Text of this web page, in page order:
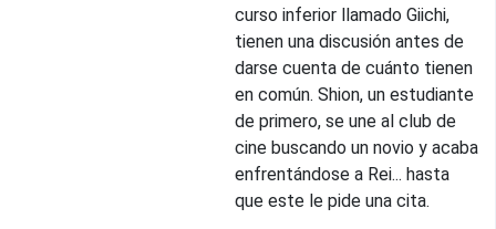
curso inferior llamado Giichi,
tienen una discusión antes de
darse cuenta de cuánto tienen
en común. Shion, un estudiante
de primero, se une al club de
cine buscando un novio y acaba
enfrentándose a Rei... hasta
que este le pide una cita.